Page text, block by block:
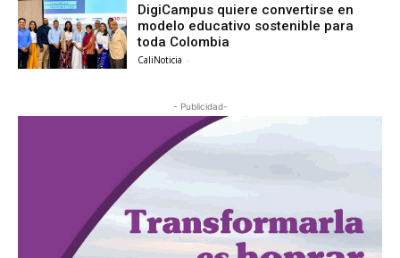
DigiCampus quiere convertirse en
modelo educativo sostenible para
toda Colombia
CaliNoticia -
- Publicidad-